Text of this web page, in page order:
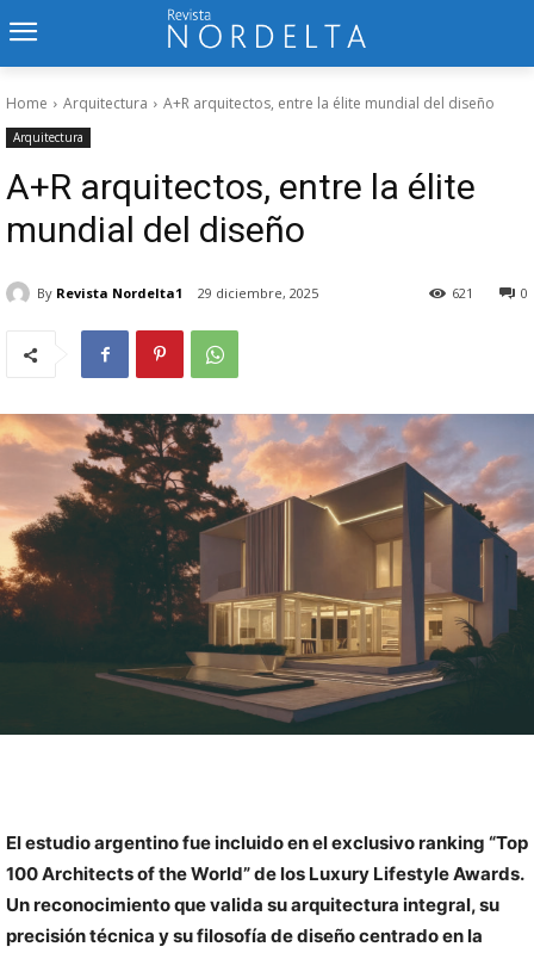
Home Arquitectura A+R arquitectos, entre la élite mundial del diseño
Arquitectura
A+R arquitectos, entre la élite
mundial del diseño
By Revista Nordelta1 29 diciembre, 2025 0
621
El estudio argentino fue incluido en el exclusivo ranking “Top
100 Architects of the World” de los Luxury Lifestyle Awards.
Un reconocimiento que valida su arquitectura integral, su
precisión técnica y su filosofía de diseño centrado en la